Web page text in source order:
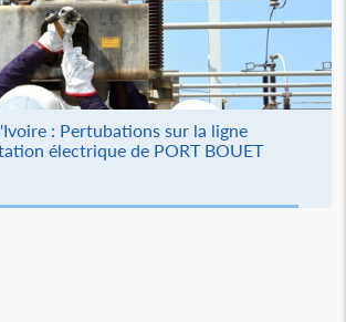
: Pertubations sur la ligne
électrique de PORT BOUET